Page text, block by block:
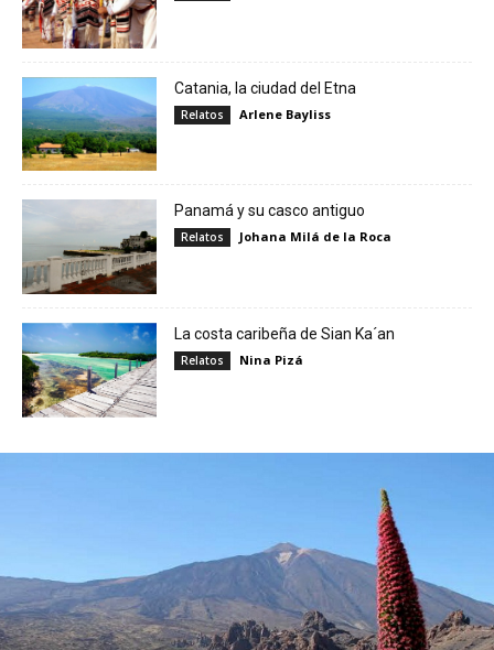
Catania, la ciudad del Etna
Relatos Arlene Bayliss
Panamá y su casco antiguo
Relatos Johana Milá de la Roca
La costa caribeña de Sian Ka´an
Relatos Nina Pizá